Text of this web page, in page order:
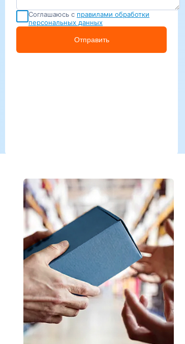
Соглашаюсь с правилами обработки
персональных данных
Отправить